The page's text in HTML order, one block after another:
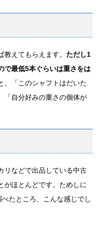
えてもらえます。 ただし1
で最低5本ぐらいは重さをは
、「このシャフトはだいた
「自分好みの重さの個体が
リなどで出品している中古
がほとんどです。ためしに
たところ、こんな感じでし